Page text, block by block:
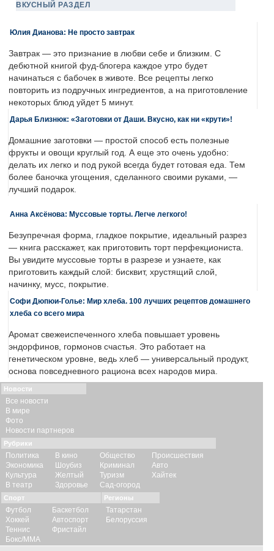
ВКУСНЫЙ РАЗДЕЛ
Юлия Дианова: Не просто завтрак
Завтрак — это признание в любви себе и близким. С
дебютной книгой фуд-блогера каждое утро будет
начинаться с бабочек в животе. Все рецепты легко
повторить из подручных ингредиентов, а на приготовление
некоторых блюд уйдет 5 минут.
Дарья Близнюк: «Заготовки от Даши. Вкусно, как ни «крути»!
Домашние заготовки — простой способ есть полезные
фрукты и овощи круглый год. А еще это очень удобно:
делать их легко и под рукой всегда будет готовая еда. Тем
более баночка угощения, сделанного своими руками, —
лучший подарок.
Анна Аксёнова: Муссовые торты. Легче легкого!
Безупречная форма, гладкое покрытие, идеальный разрез
— книга расскажет, как приготовить торт перфекциониста.
Вы увидите муссовые торты в разрезе и узнаете, как
приготовить каждый слой: бисквит, хрустящий слой,
начинку, мусс, покрытие.
Софи Дюпюи-Голье: Мир хлеба. 100 лучших рецептов домашнего
хлеба со всего мира
Аромат свежеиспеченного хлеба повышает уровень
эндорфинов, гормонов счастья. Это работает на
генетическом уровне, ведь хлеб — универсальный продукт,
основа повседневного рациона всех народов мира.
Новости
Все новости
В мире
Фото
Новости партнеров
Рубрики
Политика
Экономика
Культура
В театр
В кино
Шоубиз
Желтый
Здоровье
Общество
Криминал
Туризм
Сад-огород
Происшествия
Авто
Хайтек
Спорт
Футбол
Хоккей
Теннис
Бокс/ММА
Баскетбол
Автоспорт
Фристайл
Регионы
Татарстан
Белоруссия